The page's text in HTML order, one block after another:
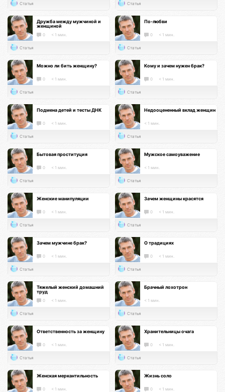
Статья Статья
Дружба между мужчиной и
женщиной
0 < 1 мин.
Статья
По-любви
0 < 1 мин.
Статья
Можно ли бить женщину?
0 < 1 мин.
Статья
Кому и зачем нужен брак?
0 < 1 мин.
Статья
Подмена детей и тесты ДНК
0 < 1 мин.
Статья
Недооцененный вклад женщин
< 1 мин.
Статья
Бытовая проституция
0 < 1 мин.
Статья
Мужское самоуважение
< 1 мин.
Статья
Женские манипуляции
0 < 1 мин.
Статья
Зачем женщины красятся
0 < 1 мин.
Статья
Зачем мужчине брак?
0 < 1 мин.
Статья
О традициях
0 < 1 мин.
Статья
Тяжелый женский домашний
труд
0 < 1 мин.
Статья
Брачный лохотрон
< 1 мин.
Статья
Ответственность за женщину
0 < 1 мин.
Статья
Хранительницы очага
0 < 1 мин.
Статья
Женская меркантильность
0 < 1 мин.
Жизнь соло
0 < 1 мин.